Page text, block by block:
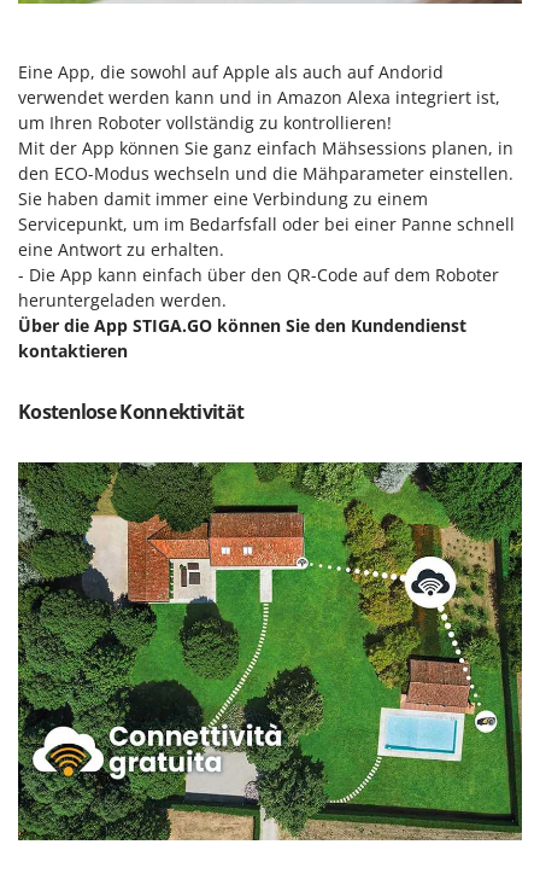
Marina Systems
Master
Mastercook
McCulloch
MCH
Michelin
Mille
Minox
More than chef
MOSA
MOVA
Mowox
MTD
N
New O.M.R.A.
Nilfisk
Ninja
Novatec
Novital
NuAir
Eine App, die sowohl auf Apple als auch auf Andorid
verwendet werden kann und in Amazon Alexa integriert ist,
um Ihren Roboter vollständig zu kontrollieren!
Mit der App können Sie ganz einfach Mähsessions planen, in
den ECO-Modus wechseln und die Mähparameter einstellen.
Sie haben damit immer eine Verbindung zu einem
Servicepunkt, um im Bedarfsfall oder bei einer Panne schnell
eine Antwort zu erhalten.
- Die App kann einfach über den QR-Code auf dem Roboter
heruntergeladen werden.
Über die App STIGA.GO können Sie den Kundendienst
kontaktieren
Kostenlose Konnektivität